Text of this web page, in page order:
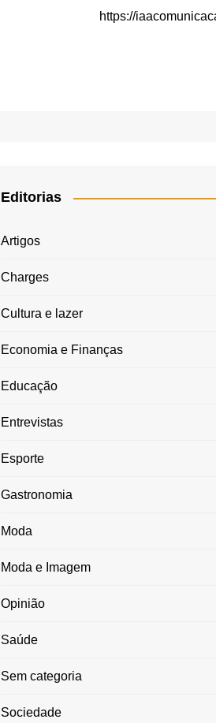
https://
Editorias
Artigos
Charges
Cultura e lazer
Economia e Finanças
Educação
Entrevistas
Esporte
Gastronomia
Moda
Moda e Imagem
Opinião
Saúde
Sem categoria
Sociedade